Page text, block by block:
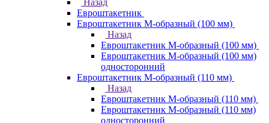
Евроштакетник
Евроштакетник М-образный (100 мм)
Назад
Евроштакетник М-образный (100 мм)
Евроштакетник М-образный (100 мм)
односторонний
Евроштакетник М-образный (110 мм)
Назад
Евроштакетник М-образный (110 мм)
Евроштакетник М-образный (110 мм)
односторонний